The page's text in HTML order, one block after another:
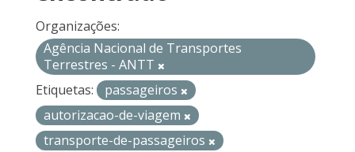
Organizações:
Agência Nacional de Transportes
Terrestres - ANTT
Etiquetas:
passageiros
autorizacao-de-viagem
transporte-de-passageiros